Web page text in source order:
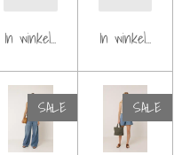
In winkelwagen In winkelwagen
SALE SALE